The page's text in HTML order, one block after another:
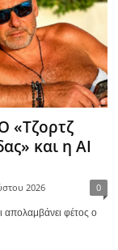
«Τζορτζ
και η AI
2026 0
απολαμβάνει φέτος ο